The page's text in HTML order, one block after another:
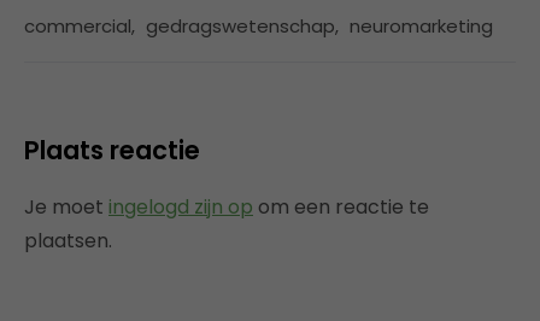
commercial, gedragswetenschap, neuromarketing
Plaats reactie
Je moet ingelogd zijn op om een reactie te
plaatsen.